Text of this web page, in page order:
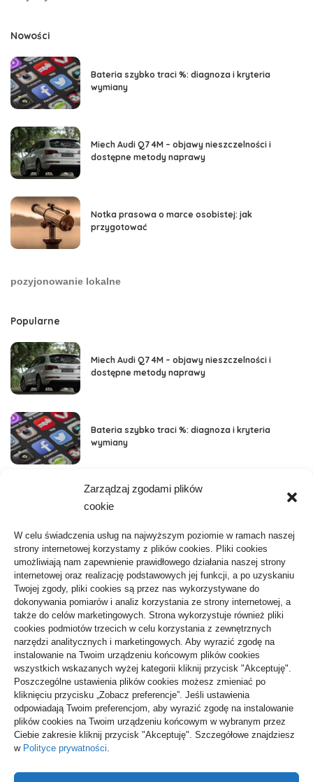
Zarządzaj zgodami plików
cookie
W celu świadczenia usług na najwyższym poziomie w ramach naszej
strony internetowej korzystamy z plików cookies. Pliki cookies
umożliwiają nam zapewnienie prawidłowego działania naszej strony
internetowej oraz realizację podstawowych jej funkcji, a po uzyskaniu
Twojej zgody, pliki cookies są przez nas wykorzystywane do
dokonywania pomiarów i analiz korzystania ze strony internetowej, a
także do celów marketingowych. Strona wykorzystuje również pliki
cookies podmiotów trzecich w celu korzystania z zewnętrznych
narzędzi analitycznych i marketingowych. Aby wyrazić zgodę na
instalowanie na Twoim urządzeniu końcowym plików cookies
wszystkich wskazanych wyżej kategorii kliknij przycisk "Akceptuję".
Poszczególne ustawienia plików cookies możesz zmieniać po
kliknięciu przycisku „Zobacz preferencje”. Jeśli ustawienia
odpowiadają Twoim preferencjom, aby wyrazić zgodę na instalowanie
plików cookies na Twoim urządzeniu końcowym w wybranym przez
Ciebie zakresie kliknij przycisk "Akceptuję". Szczegółowe znajdziesz
w Polityce prywatności.
Nowości
Bateria szybko traci %: diagnoza i kryteria
wymiany
Miech Audi Q7 4M – objawy nieszczelności i
dostępne metody naprawy
Notka prasowa o marce osobistej: jak
przygotować
pozyjonowanie lokalne
Popularne
Miech Audi Q7 4M – objawy nieszczelności i
dostępne metody naprawy
Bateria szybko traci %: diagnoza i kryteria
wymiany
ARTYKUŁ SPONSOROWANY
Biznes, Finanse 61
Budownictwo, Przemysł
Dom, Ogród
Edukacja, Rozrywka
Inne
Moda, Uroda 24
Motoryzacja, Transport 68